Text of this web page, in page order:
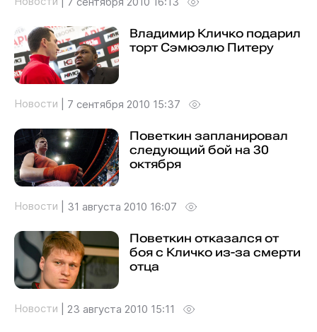
Владимир Кличко подарил
торт Сэмюэлю Питеру
Новости 7 сентября 2010 15:37
Поветкин запланировал
следующий бой на 30
октября
Новости 31 августа 2010 16:07
Поветкин отказался от
боя с Кличко из-за смерти
отца
Новости 23 августа 2010 15:11